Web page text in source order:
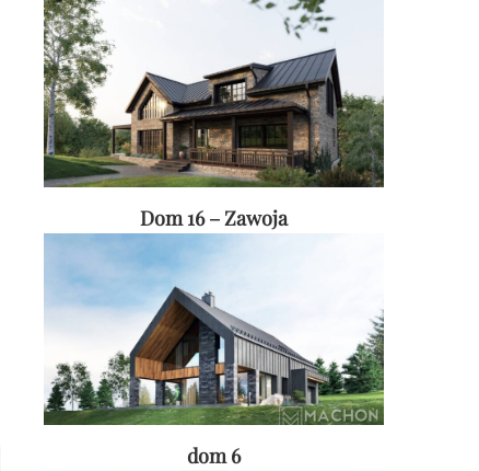
Dom 16 – Zawoja
dom 6